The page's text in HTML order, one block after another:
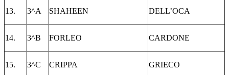
13. 3^A SHAHEEN DELL’OCA
14. 3^B FORLEO CARDONE
15. 3^C CRIPPA GRIECO